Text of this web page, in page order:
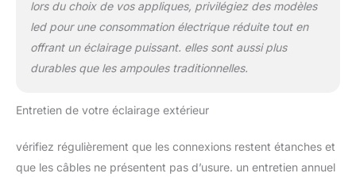
lors du choix de vos appliques, privilégiez des modèles
led pour une consommation électrique réduite tout en
offrant un éclairage puissant. elles sont aussi plus
durables que les ampoules traditionnelles.
Entretien de votre éclairage extérieur
vérifiez régulièrement que les connexions restent étanches et
que les câbles ne présentent pas d’usure. un entretien annuel